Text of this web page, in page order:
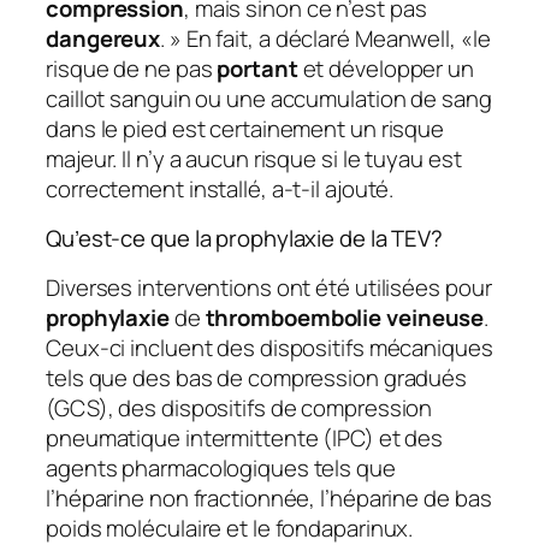
compression, mais sinon ce n’est pas
dangereux. » En fait, a déclaré Meanwell, «le
risque de ne pasportantet développer un
caillot sanguin ou une accumulation de sang
dans le pied est certainement un risque
majeur. Il n’y a aucun risque si le tuyau est
correctement installé, a-t-il ajouté.
Qu’est-ce que la prophylaxie de la TEV?
Diverses interventions ont été utilisées pour
prophylaxiedethromboembolie veineuse.
Ceux-ci incluent des dispositifs mécaniques
tels que des bas de compression gradués
(GCS), des dispositifs de compression
pneumatique intermittente (IPC) et des
agents pharmacologiques tels que
l’héparine non fractionnée, l’héparine de bas
poids moléculaire et le fondaparinux.